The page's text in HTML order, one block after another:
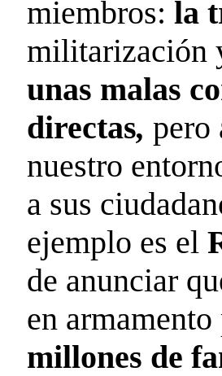
miembros: la
militarización
unas malas
directas, pero
nuestro
a sus
ejemplo es el
de anunciar
en
millones de